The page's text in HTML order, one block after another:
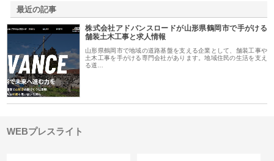
最近の記事
株式会社アドバンスロードが山形県鶴岡市で手がける
舗装土木工事と求人情報
山形県鶴岡市で地域の道路基盤を支える企業として、舗装工事や
土木工事を手がける専門会社があります。地域住民の生活を支え
る道…
WEBプレスライト